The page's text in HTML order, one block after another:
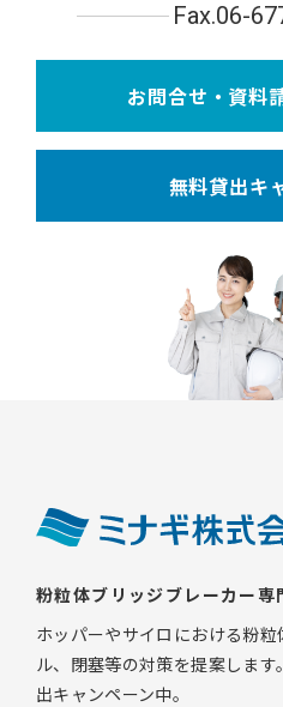
Fax.06-
お問合せ・資料
無料貸出キ
粉粒体ブリッジブレーカー専
ホッパーやサイロにおける粉
ル、閉塞等の対策を提案しま
出キャンペーン中。